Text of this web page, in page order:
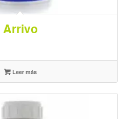
Arrivo
Leer más